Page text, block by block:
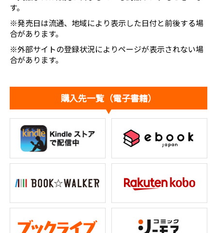
す。
※発売日は流通、地域により表示した日付と前後する場
合があります。
※外部サイトの登録状況によりページが表示されない場
合があります。
購入先一覧（電子書籍）